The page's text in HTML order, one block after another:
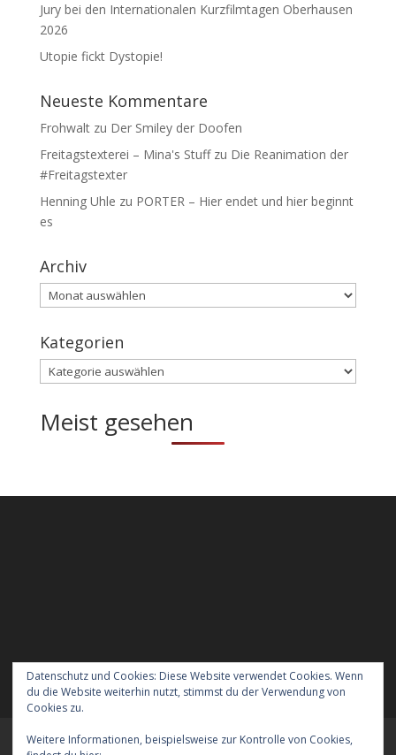
Jury bei den Internationalen Kurzfilmtagen Oberhausen
2026
Utopie fickt Dystopie!
Neueste Kommentare
Frohwaltzu Der Smiley der Doofen
Freitagstexterei – Mina's Stuffzu Die Reanimation der
#Freitagstexter
Henning Uhle zu PORTER – Hier endet und hier beginnt
es
Archiv
Archiv
Kategorien
Kategorien
Meist gesehen
Datenschutz und Cookies: Diese Website verwendet Cookies. Wenn
du die Website weiterhin nutzt, stimmst du der Verwendung von
Cookies zu.
Weitere Informationen, beispielsweise zur Kontrolle von Cookies,
Meraner Höhenweg wandern mit Hund